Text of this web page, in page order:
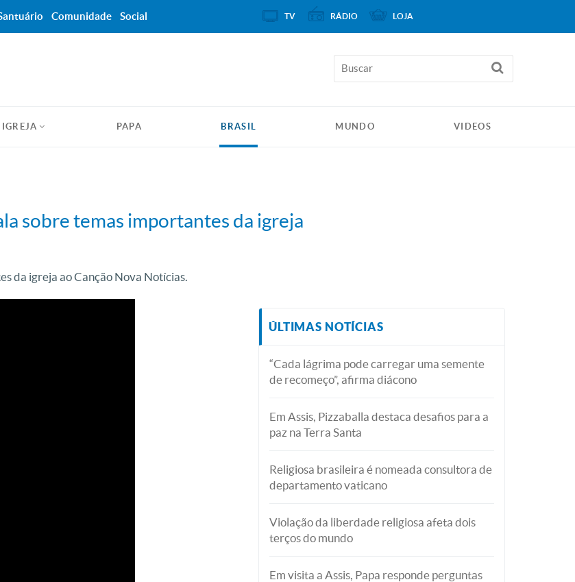
IGREJA PAPA BRASIL MUNDO VIDEOS
sobre temas importantes da igreja
da igreja ao Canção Nova Notícias.
ÚLTIMAS NOTÍCIAS
“Cada lágrima pode carregar uma semente
de recomeço”, afirma diácono
Em Assis, Pizzaballa destaca desafios para a
paz na Terra Santa
Religiosa brasileira é nomeada consultora de
departamento vaticano
Violação da liberdade religiosa afeta dois
terços do mundo
Em visita a Assis, Papa responde perguntas
Comunidade Social TV RÁDIO LOJA